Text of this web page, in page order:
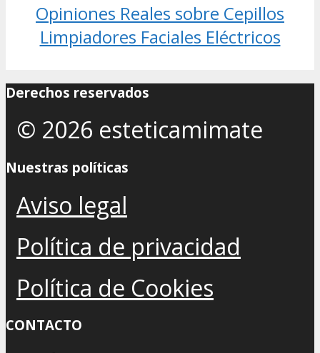
Opiniones Reales sobre Cepillos
Limpiadores Faciales Eléctricos
Derechos reservados
© 2026 esteticamimate
Nuestras políticas
Aviso legal
Política de privacidad
Política de Cookies
CONTACTO